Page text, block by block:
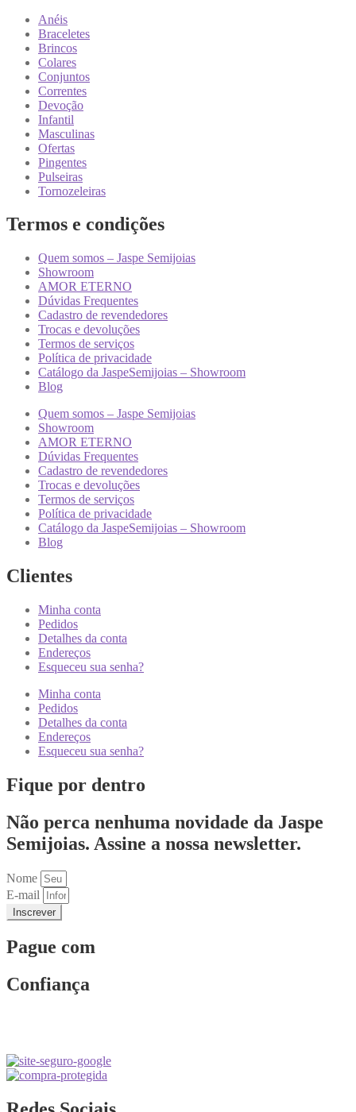
Anéis
Braceletes
Brincos
Colares
Conjuntos
Correntes
Devoção
Infantil
Masculinas
Ofertas
Pingentes
Pulseiras
Tornozeleiras
Termos e condições
Quem somos – Jaspe Semijoias
Showroom
AMOR ETERNO
Dúvidas Frequentes
Cadastro de revendedores
Trocas e devoluções
Termos de serviços
Política de privacidade
Catálogo da JaspeSemijoias – Showroom
Blog
Quem somos – Jaspe Semijoias
Showroom
AMOR ETERNO
Dúvidas Frequentes
Cadastro de revendedores
Trocas e devoluções
Termos de serviços
Política de privacidade
Catálogo da JaspeSemijoias – Showroom
Blog
Clientes
Minha conta
Pedidos
Detalhes da conta
Endereços
Esqueceu sua senha?
Minha conta
Pedidos
Detalhes da conta
Endereços
Esqueceu sua senha?
Fique por dentro
Não perca nenhuma novidade da Jaspe
Semijoias. Assine a nossa newsletter.
Nome
E-mail
Inscrever
Pague com
Confiança